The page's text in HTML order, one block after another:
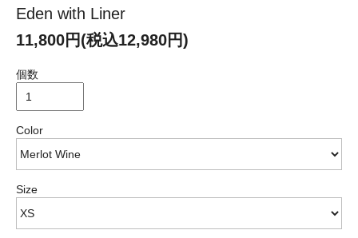
Eden with Liner
11,800円(税込12,980円)
個数
Color
Size